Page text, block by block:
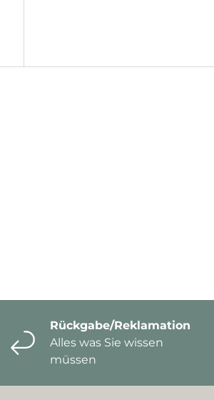
Rückgabe/Reklamation
Alles was Sie wissen
müssen